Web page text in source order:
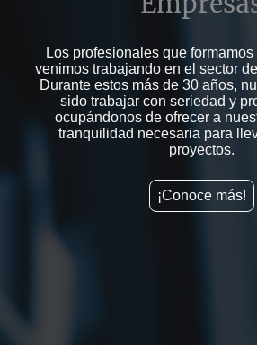
Los profesionales que
venimos trabajando en el sector
Durante estos más de 30 años,
sido trabajar con seriedad y
ocupándonos de ofrecer a
tranquilidad necesaria para
proyectos.
¡Conoce más!